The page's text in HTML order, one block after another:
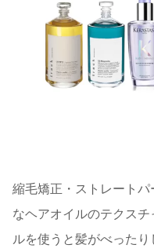
縮毛矯正・ストレート
なヘアオイルのテクス
ルを使うと髪がべった